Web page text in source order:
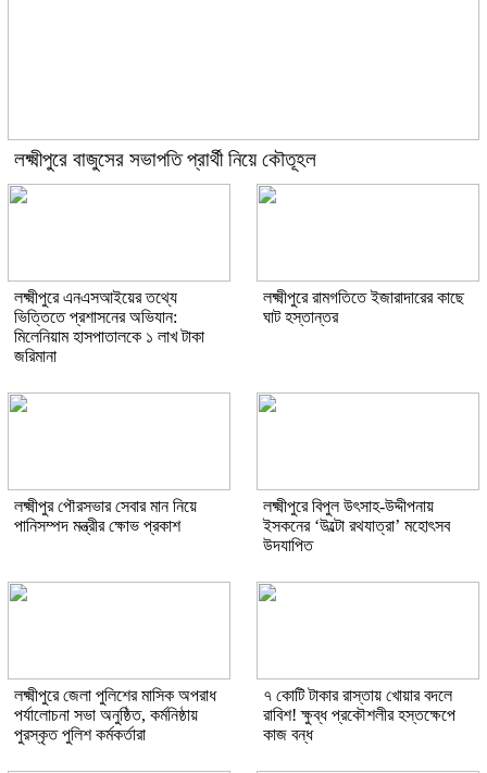
লক্ষ্মীপুরে বাজুসের সভাপতি প্রার্থী নিয়ে কৌতূহল
লক্ষ্মীপুরে এনএসআইয়ের তথ্যে
ভিত্তিতে প্রশাসনের অভিযান:
মিলেনিয়াম হাসপাতালকে ১ লাখ টাকা
জরিমানা
লক্ষ্মীপুরে রামগতিতে ইজারাদারের কাছে
ঘাট হস্তান্তর
লক্ষ্মীপুর পৌরসভার সেবার মান নিয়ে
পানিসম্পদ মন্ত্রীর ক্ষোভ প্রকাশ
লক্ষ্মীপুরে বিপুল উৎসাহ-উদ্দীপনায়
ইসকনের ‘উল্টো রথযাত্রা’ মহোৎসব
উদযাপিত
লক্ষ্মীপুরে জেলা পুলিশের মাসিক অপরাধ
পর্যালোচনা সভা অনুষ্ঠিত, কর্মনিষ্ঠায়
পুরস্কৃত পুলিশ কর্মকর্তারা
৭ কোটি টাকার রাস্তায় খোয়ার বদলে
রাবিশ! ক্ষুব্ধ প্রকৌশলীর হস্তক্ষেপে
কাজ বন্ধ